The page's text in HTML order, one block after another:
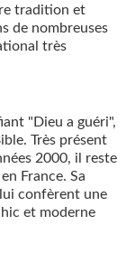
tradition et
de nombreuses
très
"Dieu a guéri",
Très présent
2000, il reste
France. Sa
confèrent une
et moderne